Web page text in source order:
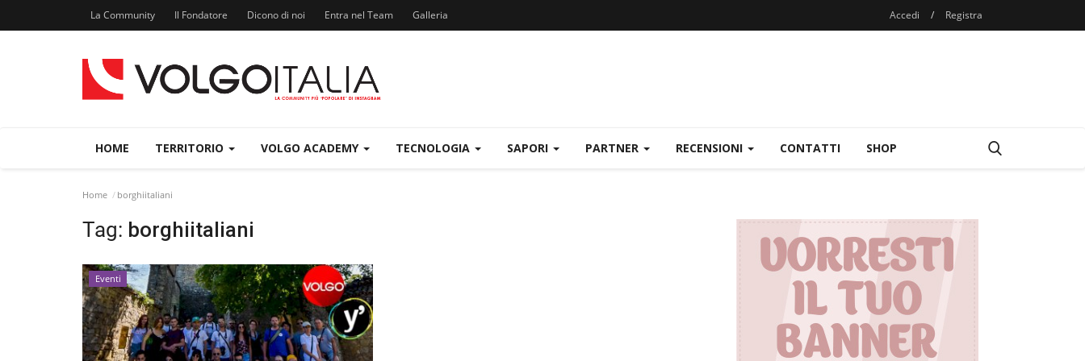
La Community Il Fondatore Dicono di noi Entra nel Team Galleria Accedi / Registra
HOME TERRITORIO VOLGO ACADEMY TECNOLOGIA SAPORI PARTNER RECENSIONI CONTATTI SHOP
Home borghiitaliani
Tag: borghiitaliani
Eventi